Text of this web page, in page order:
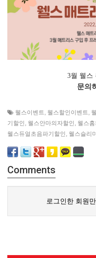
3월 웰스
문의
웰스이벤트, 웰스할인이벤트,
기할인 , 웰스안마의자할인 , 웰스
웰스듀얼초음파기할인 , 웰스슬리
Comments
로그인한 회원